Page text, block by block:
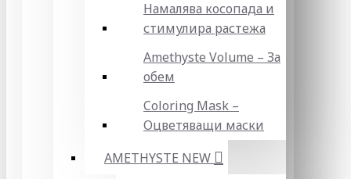
Намалява косопада и
стимулира растежа
Amethyste Volume – За
обем
Coloring Mask –
Оцветяващи маски
AMETHYSTE NEW